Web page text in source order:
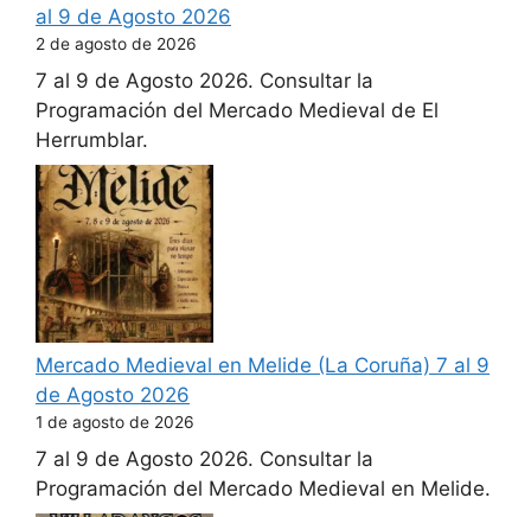
al 9 de Agosto 2026
2 de agosto de 2026
7 al 9 de Agosto 2026. Consultar la
Programación del Mercado Medieval de El
Herrumblar.
Mercado Medieval en Melide (La Coruña) 7 al 9
de Agosto 2026
1 de agosto de 2026
7 al 9 de Agosto 2026. Consultar la
Programación del Mercado Medieval en Melide.